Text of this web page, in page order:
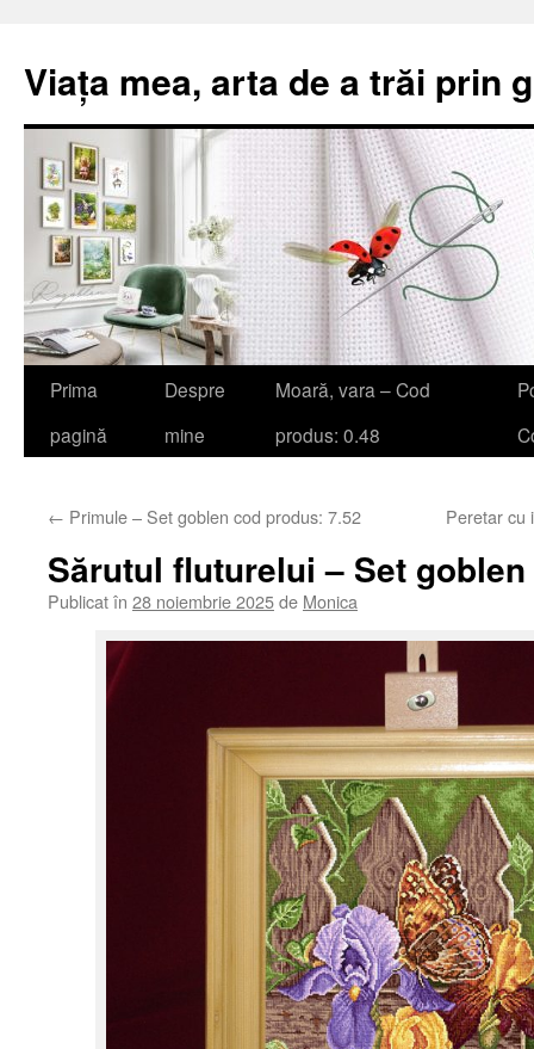
Viața mea, arta de a trăi prin
Sari
Prima
pagină
Despre
mine
Moară, vara – Cod
produs: 0.48
← Primule – Set goblen cod produs: 7.52 Peretar cu
Sărutul fluturelui – Set
Publicat în 28 noiembrie 2025de Monica